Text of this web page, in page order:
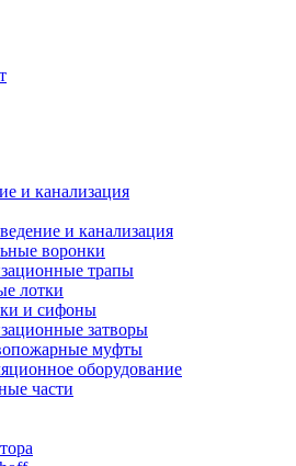
и канализация
и канализация
воронки
трапы
лотки
и сифоны
затворы
муфты
оборудование
части